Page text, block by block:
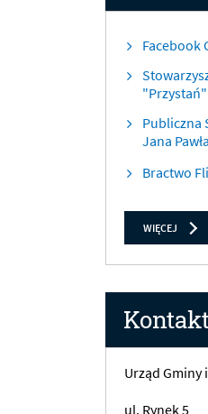
Facebook
"Przystań"
Publiczna
Jana
Bractwo
WIĘCEJ
Urząd Gminy
ul. Rynek 5